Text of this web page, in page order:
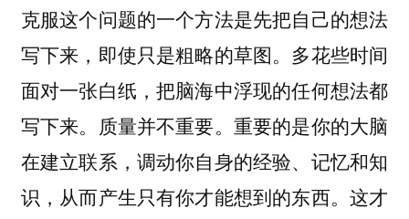
克服这个问题的一个方法是先把自己的想法
写下来，即使只是粗略的草图。多花些时间
面对一张白纸，把脑海中浮现的任何想法都
写下来。质量并不重要。重要的是你的大脑
在建立联系，调动你自身的经验、记忆和知
识，从而产生只有你才能想到的东西。这才